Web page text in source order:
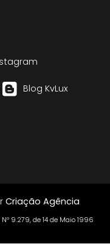
Blog KvLux
Criação Agência
9.279, de 14 de Maio 1996